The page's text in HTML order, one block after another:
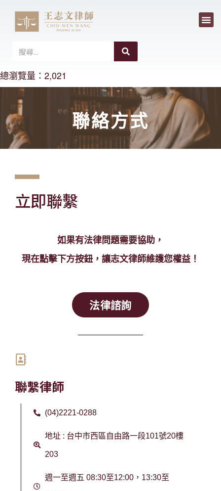
內
單
搜
尋
搜
尋
總瀏覽量：2,021
聯絡方式
立即聯繫
如果有法律問題需要協助，
現在點擊下方按鈕，讓志文律師維護您權益！
法律諮詢
聯繫律師
(04)2221-0288
地址 : 台中市西區自由路一段101號20樓
203
週一至週五 08:30至12:00，13:30至